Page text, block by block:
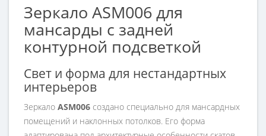
Зеркало ASM006 для
мансарды с задней
контурной подсветкой
Свет и форма для нестандартных
интерьеров
Зеркало ASM006 создано специально для мансардных
помещений и наклонных потолков. Его форма